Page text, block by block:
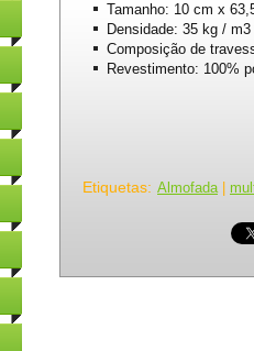
Tamanho: 10 cm x
Densidade: 35 kg / m3
Composição de
Revestimento: 100%
Etiquetas: Almofada